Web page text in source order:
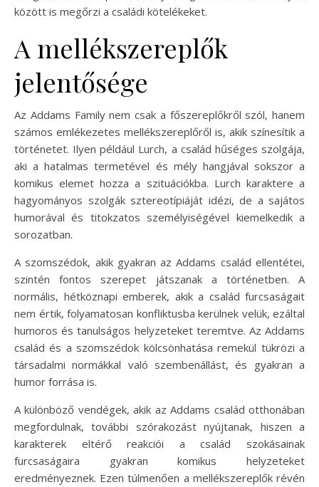
között is megőrzi a családi kötelékeket.
A mellékszereplők
jelentősége
Az Addams Family nem csak a főszereplőkről szól, hanem
számos emlékezetes mellékszereplőről is, akik színesítik a
történetet. Ilyen például Lurch, a család hűséges szolgája,
aki a hatalmas termetével és mély hangjával sokszor a
komikus elemet hozza a szituációkba. Lurch karaktere a
hagyományos szolgák sztereotípiáját idézi, de a sajátos
humorával és titokzatos személyiségével kiemelkedik a
sorozatban.
A szomszédok, akik gyakran az Addams család ellentétei,
szintén fontos szerepet játszanak a történetben. A
normális, hétköznapi emberek, akik a család furcsaságait
nem értik, folyamatosan konfliktusba kerülnek velük, ezáltal
humoros és tanulságos helyzeteket teremtve. Az Addams
család és a szomszédok kölcsönhatása remekül tükrözi a
társadalmi normákkal való szembenállást, és gyakran a
humor forrása is.
A különböző vendégek, akik az Addams család otthonában
megfordulnak, további szórakozást nyújtanak, hiszen a
karakterek eltérő reakciói a család szokásainak
furcsaságaira gyakran komikus helyzeteket
eredményeznek. Ezen túlmenően a mellékszereplők révén